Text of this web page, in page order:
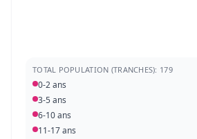
TOTAL POPULATION (TRANCHES): 179
0-2 ans
3-5 ans
6-10 ans
11-17 ans